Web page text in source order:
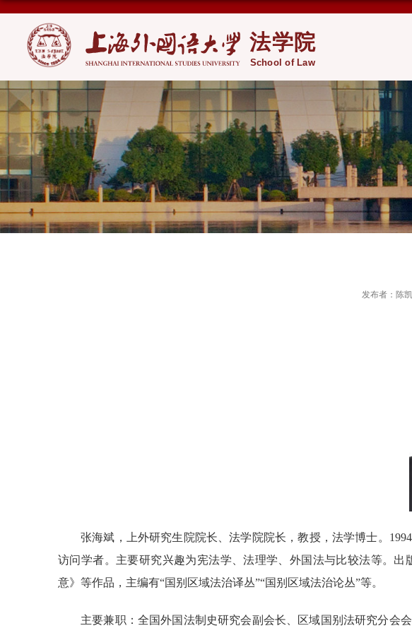
发布者：陈凯
张海斌，上外研究生院院长、法学院院长，教授，法学博士。 1994
访问学者。主要研究兴趣为宪法学、法理学、外国法与比较法等。
意》等作品，主编有“国别区域法治译丛”“国别区域法治论丛”等。
主要兼职：全国外国法制史研究会副会长、区域国别法研究分会